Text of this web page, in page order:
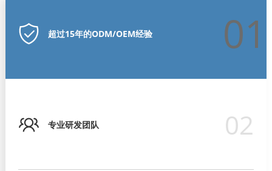
超过15年的ODM/OEM经验 01
专业研发团队 02